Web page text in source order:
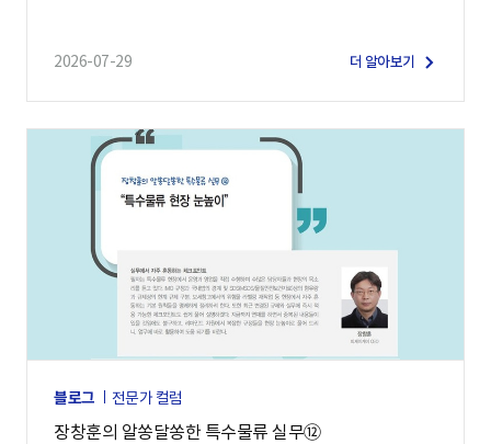
2026-07-29 더 알아보기
블로그 전문가 컬럼
장창훈의 알쏭달쏭한 특수물류 실무⑫